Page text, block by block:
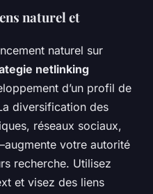
naturel et
naturel sur
netlinking
d’un profil de
diversification des
réseaux sociaux,
votre autorité
recherche. Utilisez
et visez des liens